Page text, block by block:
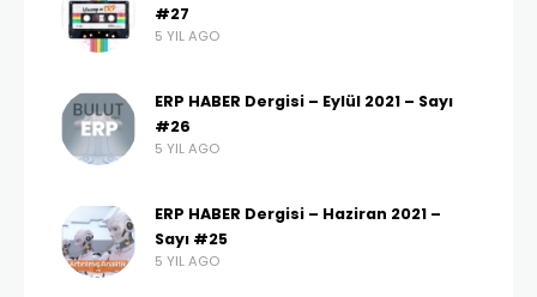
#27
5 YIL AGO
ERP HABER Dergisi – Eylül 2021 – Sayı
#26
5 YIL AGO
ERP HABER Dergisi – Haziran 2021 –
Sayı #25
5 YIL AGO